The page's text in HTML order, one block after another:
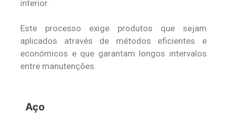
interior.
Este processo exige produtos que sejam
aplicados através de métodos eficientes e
económicos e que garantam longos intervalos
entre manutenções.
Aço